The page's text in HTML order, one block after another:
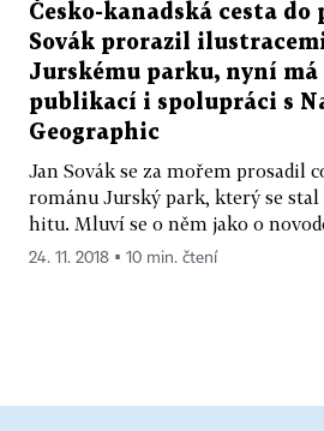
Česko-kanadská cesta do
Sovák prorazil
Jurskému parku, nyní
publikací i spolupráci s
Geographic
Jan Sovák se za mořem prosadil
románu Jurský park, který se
hitu. Mluví se o něm jako o
24. 11. 2018 ▪ 10 min. čtení